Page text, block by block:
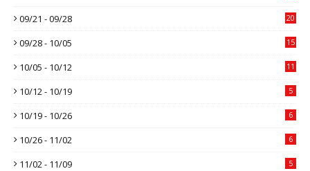
09/21 - 09/28 20
09/28 - 10/05 15
10/05 - 10/12 11
10/12 - 10/19 5
10/19 - 10/26 6
10/26 - 11/02 6
11/02 - 11/09 5